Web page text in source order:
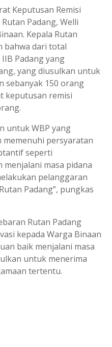
Keputusan Remisi
Padang, Welli
Kepala Rutan
bahwa dari total
Padang yang
yang diusulkan untuk
sebanyak 150 orang
keputusan remisi
untuk WBP yang
memenuhi persyaratan
seperti
masa pidana
pelanggaran
Padang”, pungkas
Rutan Padang
kepada Warga Binaan
baik menjalani masa
untuk menerima
tertentu.